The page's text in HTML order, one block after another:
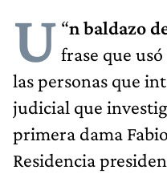
“
U n baldazo
frase que
las personas que
judicial que
primera dama
Residencia